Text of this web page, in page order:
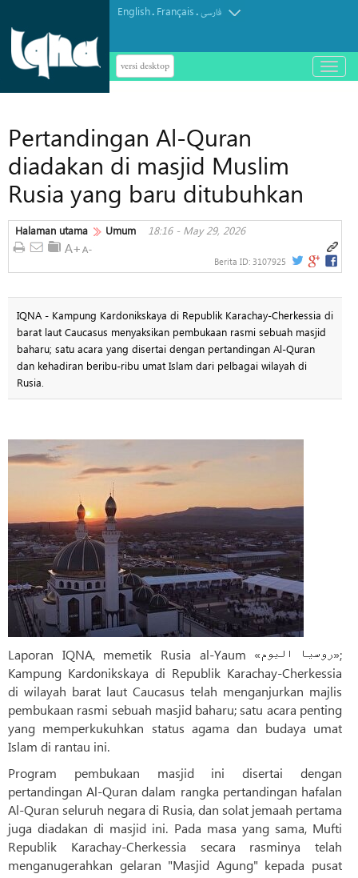
English. Français.فارسی
versi desktop
باز
و
Pertandingan Al-Quran
diadakan di masjid Muslim
Rusia yang baru ditubuhkan
Halaman utama Umum 18:16 - May 29, 2026
Berita ID: 3107925
IQNA - Kampung Kardonikskaya di Republik Karachay-Cherkessia di
barat laut Caucasus menyaksikan pembukaan rasmi sebuah masjid
baharu; satu acara yang disertai dengan pertandingan Al-Quran
dan kehadiran beribu-ribu umat Islam dari pelbagai wilayah di
Rusia.
Laporan IQNA, memetik Rusia al-Yaum «روسیا الیوم»;
Kampung Kardonikskaya di Republik Karachay-Cherkessia
di wilayah barat laut Caucasus telah menganjurkan majlis
pembukaan rasmi sebuah masjid baharu; satu acara penting
yang memperkukuhkan status agama dan budaya umat
Islam di rantau ini.
Program pembukaan masjid ini disertai dengan
pertandingan Al-Quran dalam rangka pertandingan hafalan
Al-Quran seluruh negara di Rusia, dan solat jemaah pertama
juga diadakan di masjid ini. Pada masa yang sama, Mufti
Republik Karachay-Cherkessia secara rasminya telah
menganugerahkan gelaran "Masjid Agung" kepada pusat